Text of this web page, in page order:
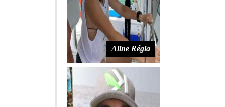
Aline Régia